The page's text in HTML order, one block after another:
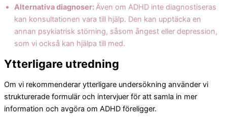
Alternativa diagnoser: Även om ADHD inte diagnostiseras
kan konsultationen vara till hjälp. Den kan upptäcka en
annan psykiatrisk störning, såsom ångest eller depression,
som vi också kan hjälpa till med.
Ytterligare utredning
Om vi rekommenderar ytterligare undersökning använder vi
strukturerade formulär och intervjuer för att samla in mer
information och avgöra om ADHD föreligger.